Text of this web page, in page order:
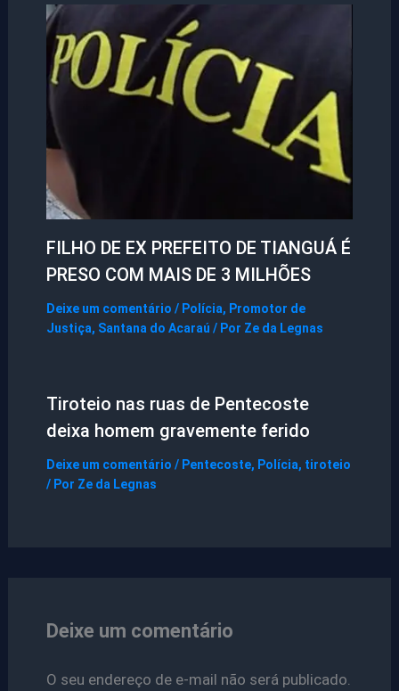
FILHO DE EX PREFEITO DE TIANGUÁ É
PRESO COM MAIS DE 3 MILHÕES
Deixe um comentário / Polícia, Promotor de
Justiça, Santana do Acaraú / Por Ze da Legnas
Tiroteio nas ruas de Pentecoste
deixa homem gravemente ferido
Deixe um comentário / Pentecoste, Polícia, tiroteio
/ Por Ze da Legnas
Deixe um comentário
O seu endereço de e-mail não será publicado.